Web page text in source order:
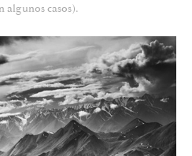
algunos casos).